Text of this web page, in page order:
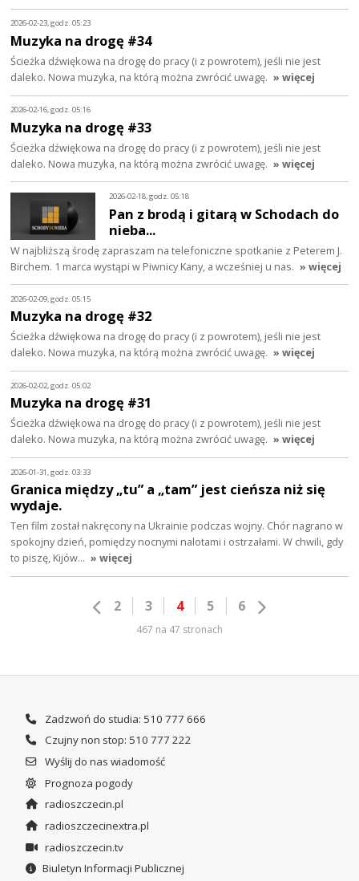
2026-02-23, godz. 05:23
Muzyka na drogę #34
Ścieżka dźwiękowa na drogę do pracy (i z powrotem), jeśli nie jest
daleko. Nowa muzyka, na którą można zwrócić uwagę. » więcej
2026-02-16, godz. 05:16
Muzyka na drogę #33
Ścieżka dźwiękowa na drogę do pracy (i z powrotem), jeśli nie jest
daleko. Nowa muzyka, na którą można zwrócić uwagę. » więcej
2026-02-18, godz. 05:18
Pan z brodą i gitarą w Schodach do
nieba...
W najbliższą środę zapraszam na telefoniczne spotkanie z Peterem J.
Birchem. 1 marca wystąpi w Piwnicy Kany, a wcześniej u nas. » więcej
2026-02-09, godz. 05:15
Muzyka na drogę #32
Ścieżka dźwiękowa na drogę do pracy (i z powrotem), jeśli nie jest
daleko. Nowa muzyka, na którą można zwrócić uwagę. » więcej
2026-02-02, godz. 05:02
Muzyka na drogę #31
Ścieżka dźwiękowa na drogę do pracy (i z powrotem), jeśli nie jest
daleko. Nowa muzyka, na którą można zwrócić uwagę. » więcej
2026-01-31, godz. 03:33
Granica między „tu” a „tam” jest cieńsza niż się
wydaje.
Ten film został nakręcony na Ukrainie podczas wojny. Chór nagrano w
spokojny dzień, pomiędzy nocnymi nalotami i ostrzałami. W chwili, gdy
to piszę, Kijów… » więcej
2 3 4 5 6
467 na 47 stronach
Zadzwoń do studia: 510 777 666
Czujny non stop: 510 777 222
Wyślij do nas wiadomość
Prognoza pogody
radioszczecin.pl
radioszczecinextra.pl
radioszczecin.tv
Biuletyn Informacji Publicznej